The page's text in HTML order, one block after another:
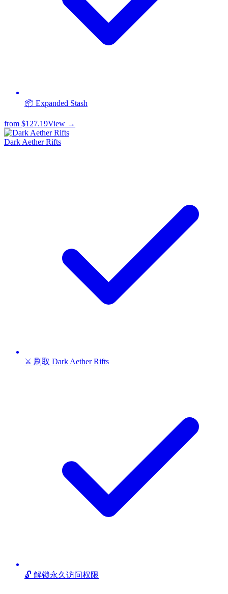
📦 Expanded Stash
from $127.19View →
Dark Aether Rifts
⚔️ 刷取 Dark Aether Rifts
🔓 解锁永久访问权限